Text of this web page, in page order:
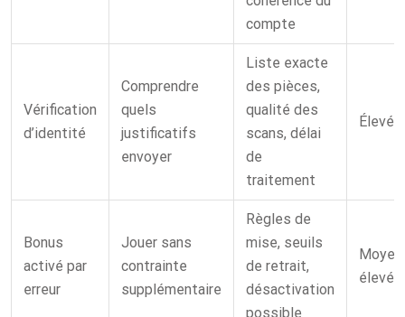
compte
Vérification
d’identité
Comprendre
quels
justificatifs
envoyer
Liste exacte
des pièces,
qualité des
scans, délai
de
traitement
Élevé
Bonus
activé par
erreur
Jouer sans
contrainte
supplémentaire
Règles de
mise, seuils
de retrait,
désactivation
possible
Moyen
élevé